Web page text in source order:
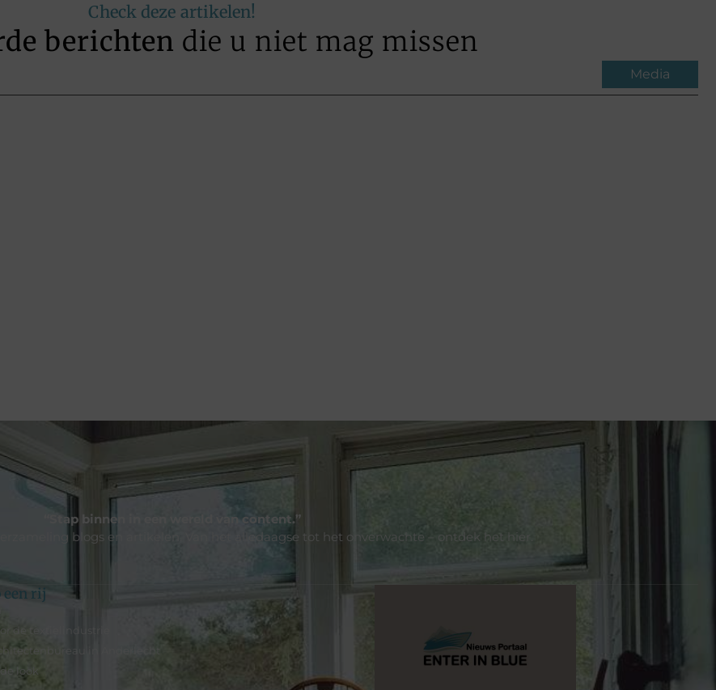
Check deze artikelen!
berichten die u niet mag missen
Media
“Stap binnen in een wereld van content.”
blogs en artikelen. Van het alledaagse tot het onverwachte – ontdek het hier.
een rij
de textielindustrie
in Anderlecht
look